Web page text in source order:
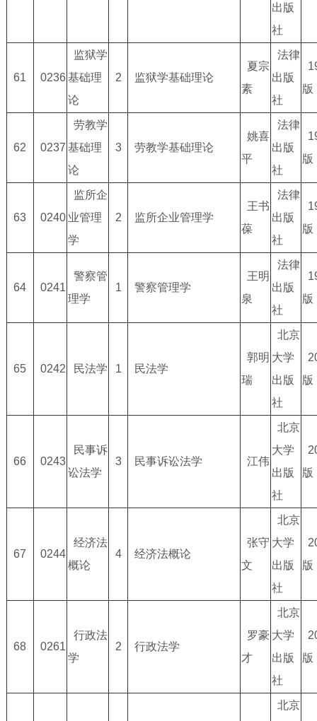
出版
社
61 0236
监狱学
基础理
论
2 监狱学基础理论
夏宗
素
法律
出版
社
版
62 0237
劳教学
基础理
论
3 劳教学基础理论
姚喜
平
法律
出版
社
版
63 0240
监所企
业管理
学
2 监所企业管理学
王书
葆
法律
出版
社
版
64 0241
警察管
理学
1 警察管理学
王明
泉
法律
出版
社
版
65 0242 民法学 1 民法学
郭明
瑞
北京
大学
出版
社
版
66 0243
民事诉
讼法学
3 民事诉讼法学 江伟
北京
大学
出版
社
版
67 0244
经济法
概论
4 经济法概论
张守
文
北京
大学
出版
社
版
68 0261
行政法
学
2 行政法学
罗豪
才
北京
大学
出版
社
版
北京